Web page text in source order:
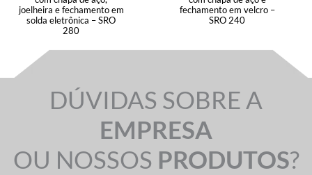
joelheira e fechamento em
solda eletrônica – SRO
280
fechamento em velcro –
SRO 240
DÚVIDAS SOBRE A
EMPRESA
OU NOSSOS PRODUTOS?